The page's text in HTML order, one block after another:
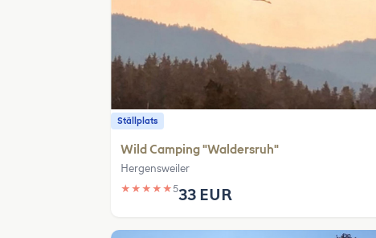
Ställplats
Wild Camping "Waldersruh"
Hergensweiler
★ ★ ★ ★ ★533 EUR